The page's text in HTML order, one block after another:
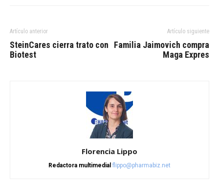
Artículo anterior
SteinCares cierra trato con
Biotest
Artículo siguiente
Familia Jaimovich compra
Maga Expres
Florencia Lippo
Redactora multimedial flippo@pharmabiz.net